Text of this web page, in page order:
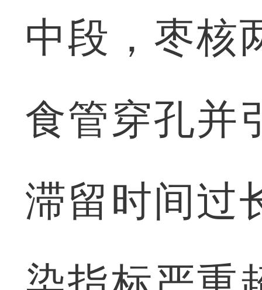
中段，枣核
食管穿孔并
滞留时间过